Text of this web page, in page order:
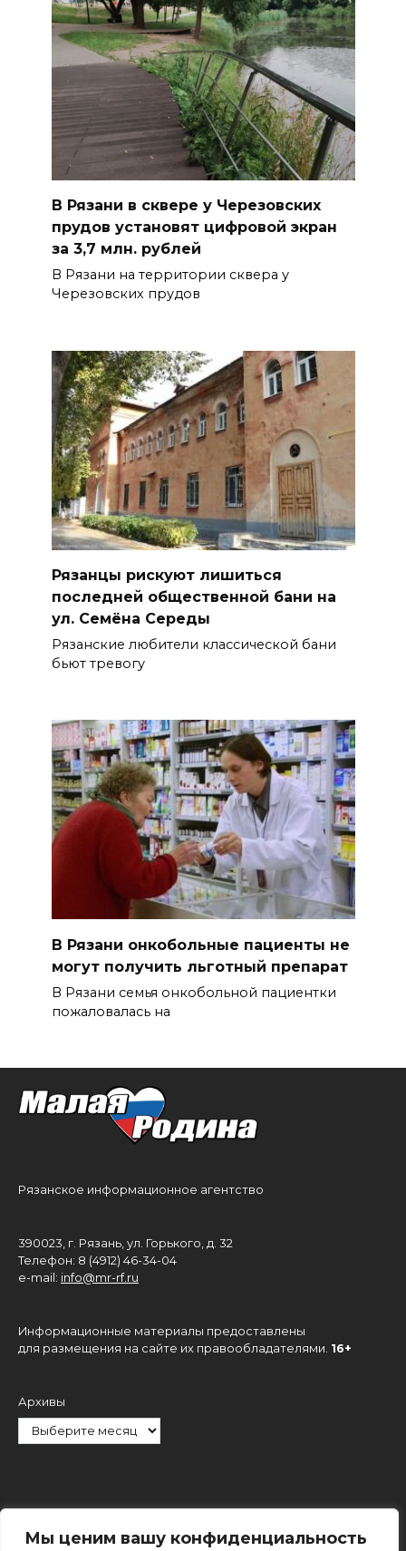
Мы ценим вашу конфиденциальность
В Рязани в сквере у Черезовских
прудов установят цифровой экран
за 3,7 млн. рублей
В Рязани на территории сквера у
Черезовских прудов
Рязанцы рискуют лишиться
последней общественной бани на
ул. Семёна Середы
Рязанские любители классической бани
бьют тревогу
В Рязани онкобольные пациенты не
могут получить льготный препарат
В Рязани семья онкобольной пациентки
пожаловалась на
Рязанское информационное агентство
390023, г. Рязань, ул. Горького, д. 32
Телефон: 8 (4912) 46-34-04
e-mail: info@mr-rf.ru
Информационные материалы предоставлены
для размещения на сайте их правообладателями. 16+
Архивы